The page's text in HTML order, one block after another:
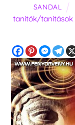
SANDAL
tanítók/tanítások,